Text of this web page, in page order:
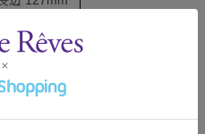
辺 178mm
長辺 305mm
辺 305mm